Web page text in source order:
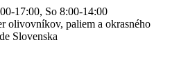
17:00, So 8:00-14:00
olivovníkov, paliem a okrasného
Slovenska